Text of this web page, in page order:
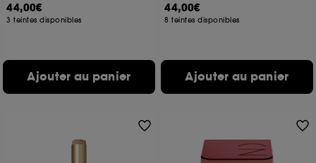
44,00€
3 teintes disponibles
Ajouter au panier
44,00€
8 teintes disponibles
Ajouter au panier